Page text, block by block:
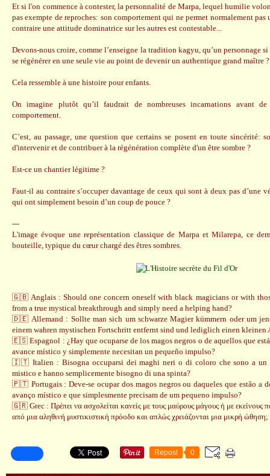
Et si l'on commence à contester, la personnalité de Marpa, lequel humilie
pas exempte de reproches: son comportement qui ne permet normalement
contraire une attitude dominatrice sur les autres est contestable...
Devons-nous croire, comme l’enseigne la tradition kagyu, qu’un personnage
se régénérer en une seule vie au point de devenir un authentique grand maître ?
Cela ressemble à une histoire pour enfants.
On imagine plutôt qu’il faudrait de nombreuses incarnations avant de
comportement.
C’est, au passage, une question que certains se posent en toute sincérité:
d'intervenir et de contribuer à la régénération complète d'un être sombre ?
Est-ce un chantier légitime ?
Faut-il au contraire s’occuper davantage de ceux qui sont à deux pas d’une
qui ont simplement besoin d’un coup de pouce ?
---
L'image évoque une représentation classique de Marpa et Milarepa, ce
bouteille, typique du cœur chargé des êtres sombres.
🇬🇧 Anglais : Should one concern oneself with black magicians or with
from a true mystical breakthrough and simply need a helping hand?
🇩🇪 Allemand : Sollte man sich um schwarze Magier kümmern oder um
einem wahren mystischen Fortschritt entfernt sind und lediglich einen kleinen
🇪🇸 Espagnol : ¿Hay que ocuparse de los magos negros o de aquellos que
avance místico y simplemente necesitan un pequeño impulso?
🇮🇹 Italien : Bisogna occuparsi dei maghi neri o di coloro che sono a un
mistico e hanno semplicemente bisogno di una spinta?
🇵🇹 Portugais : Deve-se ocupar dos magos negros ou daqueles que estão a
avanço místico e que simplesmente precisam de um pequeno impulso?
🇬🇷 Grec : Πρέπει να ασχολείται κανείς με τους μαύρους μάγους ή με εκείνους
από μια αληθινή μυστικιστική πρόοδο και απλώς χρειάζονται μια μικρή ώθηση;
Repost 0